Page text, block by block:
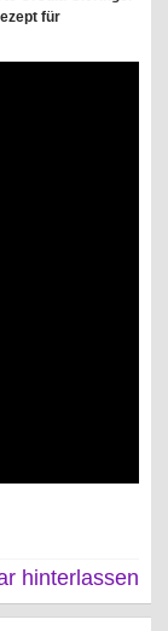
für
hinterlassen